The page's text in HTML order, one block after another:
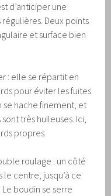
d’anticiper une
Deux points
et surface bien
: elle se répartit en
pour éviter les fuites.
se hache finement, et
très huileuses. Ici,
propres.
roulage : un côté
centre, jusqu’à ce
boudin se serre